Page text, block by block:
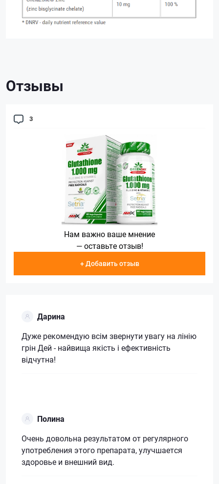
Отзывы
3
Нам важно ваше мнение
— оставьте отзыв!
+ Добавить отзыв
Дарина
Дуже рекомендую всім звернути увагу на лінію
грін Дей - найвища якість і ефективність
відчутна!
Полина
Очень довольна результатом от регулярного
употребления этого препарата, улучшается
здоровье и внешний вид.